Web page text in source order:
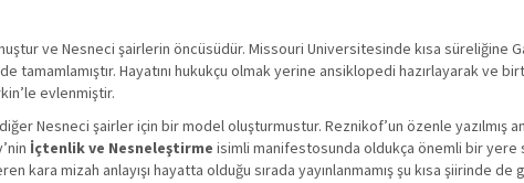
ve Nesneci şairlerin öncüsüdür. Missouri Universitesinde kısa süreliğine
Hayatını hukukçu olmak yerine ansiklopedi hazırlayarak ve
evlenmiştir.
Nesneci şairler için bir model oluşturmustur. Reznikof’un özenle yazılmış
İçtenlik ve Nesneleştirme isimli manifestosunda oldukça önemli bir yere
mizah anlayışı hayatta olduğu sırada yayınlanmamış şu kısa şiirinde de